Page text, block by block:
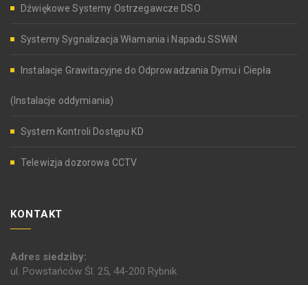
Dźwiękowe Systemy Ostrzegawcze DSO
Systemy Sygnalizacja Włamania i Napadu SSWiN
Instalacje Grawitacyjne do Odprowadzania Dymu i Ciepła
(Instalacje oddymiania)
System Kontroli Dostępu KD
Telewizja dozorowa CCTV
KONTAKT
Adres siedziby:
ul. Powstańców Śl. 25, 44-200 Rybnik